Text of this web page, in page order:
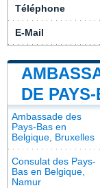
Téléphone
E-Mail
DE
Ambassade des
Pays-Bas en
Belgique, Bruxelles
Consulat des Pays-
Bas en Belgique,
Namur